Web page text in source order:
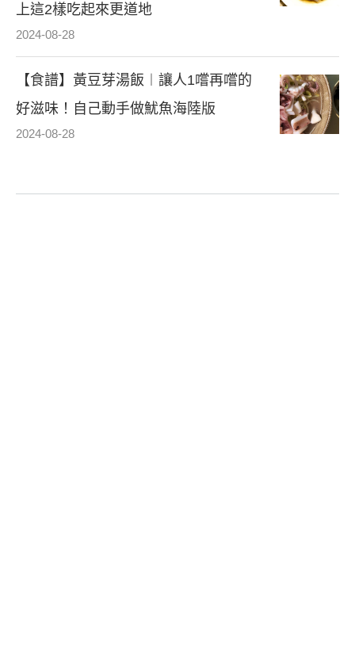
上這2樣吃起來更道地
2024-08-28
【食譜】黃豆芽湯飯︱讓人1嚐再嚐的
好滋味！自己動手做魷魚海陸版
2024-08-28